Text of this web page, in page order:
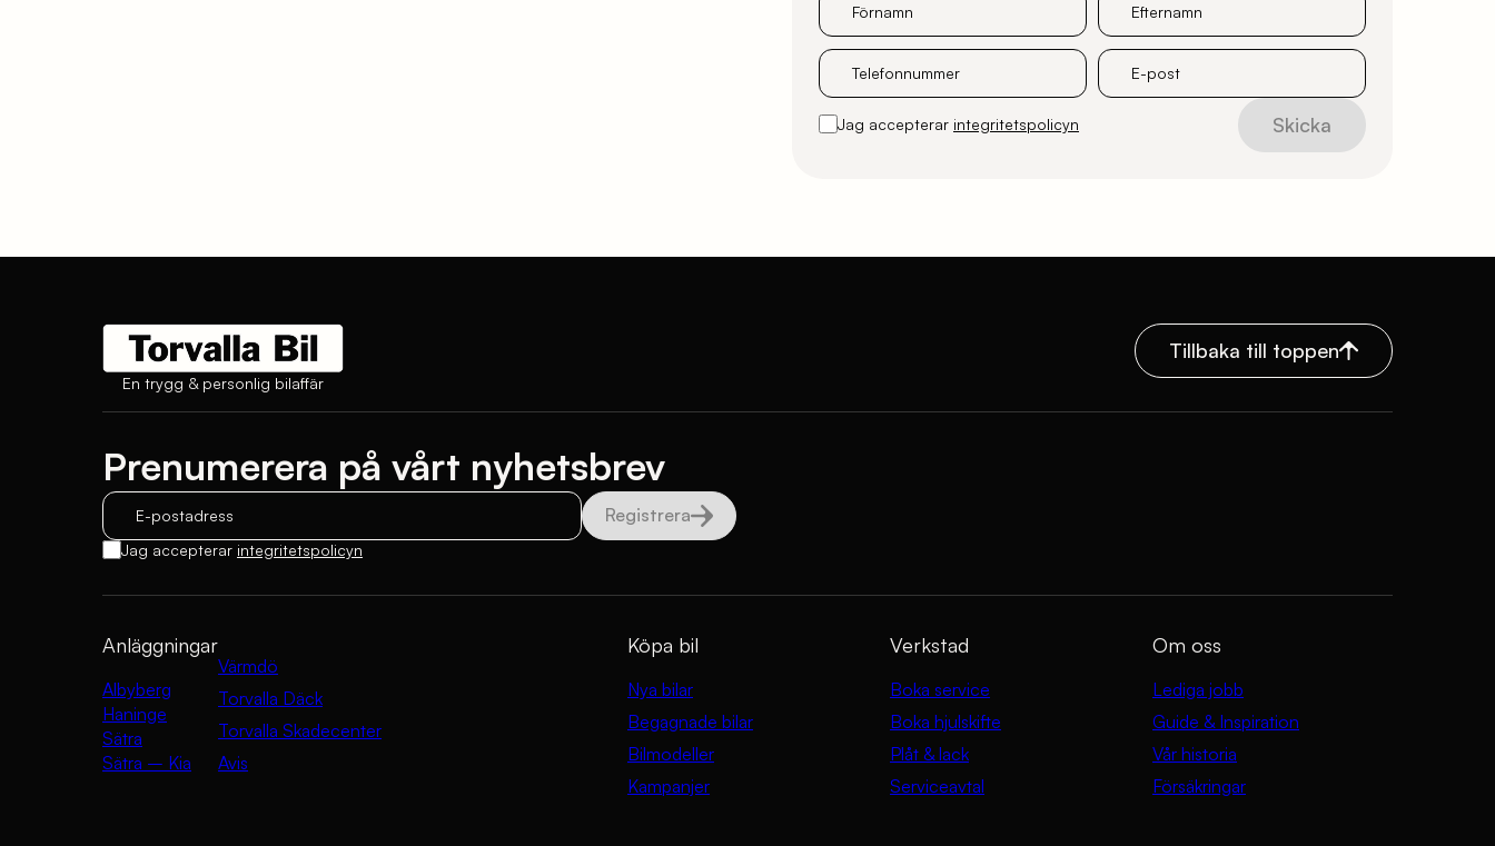
Förnamn Efternamn
Telefonnummer E-post
Jag accepterar integritetspolicyn Skicka
En trygg & personlig bilaffär
Tillbaka till toppen
Prenumerera på vårt nyhetsbrev
E-postadress Registrera
Jag accepterar integritetspolicyn
Anläggningar
Albyberg
Haninge
Sätra
Sätra – Kia
Värmdö
Torvalla Däck
Torvalla Skadecenter
Avis
Köpa bil
Nya bilar
Begagnade bilar
Bilmodeller
Kampanjer
Verkstad
Boka service
Boka hjulskifte
Plåt & lack
Serviceavtal
Om oss
Lediga jobb
Guide & Inspiration
Vår historia
Försäkringar